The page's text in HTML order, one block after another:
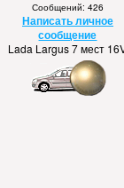
Сообщений: 426
Написать личное
сообщение
Lada Largus 7 мест